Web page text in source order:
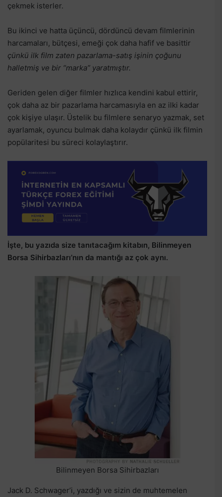
çekmek isterler.
Bu ikinci ve hatta üçüncü, dördüncü devam filmlerinin
harcamaları, bütçesi, emeği çok daha hafif ve basittir
çünkü ilk film zaten pazarlama-satış işinin çoğunu
halletmiş ve bir “marka” yaratmıştır.
Geriden gelen diğer filmler hızlıca kendini kabul ettirir,
çok daha az bir pazarlama harcamasıyla en az ilki kadar
çok kişiye ulaşır. Üstelik bu filmlere senaryo yazmak, set
ayarlamak, oyuncu bulmak daha kolaydır çünkü ilk filmin
popülaritesi bu süreci kolaylaştırır.
İşte, bu yazıda size tanıtacağım kitabın, Bilinmeyen
Borsa Sihirbazları’nın da mantığı az çok aynı.
Bilinmeyen Borsa Sihirbazları
Jack D. Schwager’i, yazdığı ve sizin de muhtemelen